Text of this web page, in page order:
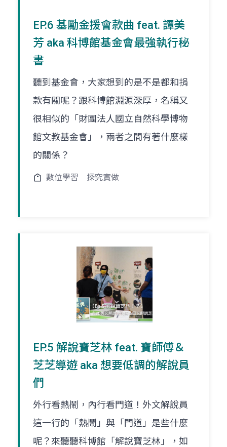
EP.6 基勵金援會款曲 feat. 譚美
芳 aka 科博館基金會最強執行秘
書
聽到基金會，大家想到的是不是都和捐
款有關呢？跟科博館淵源深厚，名稱又
很相似的「財團法人國立自然科學博物
館文教基金會」，兩者之間有著什麼樣
的關係？
數位學習 探究實做
EP.5 解說寶芝林 feat. 寶師傅＆
芝芝導遊 aka 想要低調的解說員
們
外行看熱鬧，內行看門道！外文解說員
這一行的「熱鬧」與「門道」是些什麼
呢？來聽聽科博館「解說寶芝林」，如